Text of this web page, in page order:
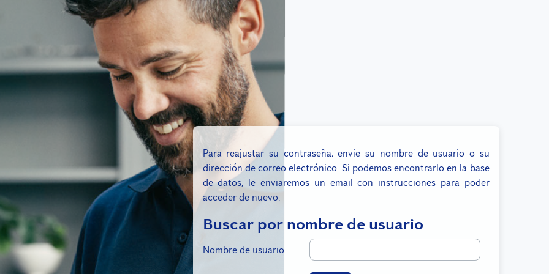
Para reajustar su contraseña, envíe su nombre de usuario o su
dirección de correo electrónico. Si podemos encontrarlo en la base
de datos, le enviaremos un email con instrucciones para poder
acceder de nuevo.
Buscar por nombre de usuario
Buscar por nombre de usuario
Nombre de usuario